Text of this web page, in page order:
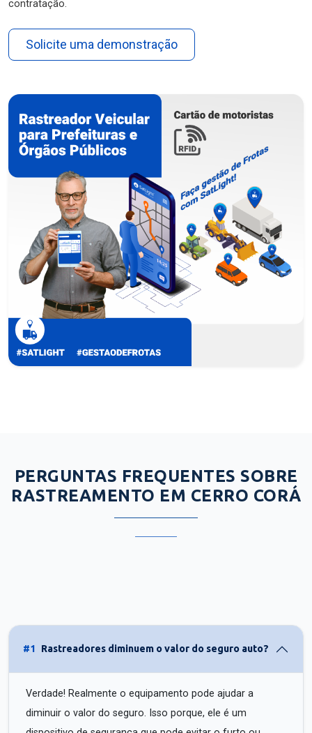
contratação.
Solicite uma demonstração
PERGUNTAS FREQUENTES SOBRE
RASTREAMENTO EM CERRO CORÁ
#1 Rastreadores diminuem o valor do seguro auto?
Verdade! Realmente o equipamento pode ajudar a
diminuir o valor do seguro. Isso porque, ele é um